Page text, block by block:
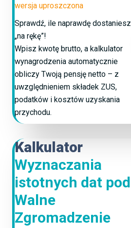
wersja uproszczona
Sprawdź, ile naprawdę dostaniesz
„na rękę”!
Wpisz kwotę brutto, a kalkulator
wynagrodzenia automatycznie
obliczy Twoją pensję netto – z
uwzględnieniem składek ZUS,
podatków i kosztów uzyskania
przychodu.
Kalkulator
Wyznaczania
istotnych dat pod
Walne
Zgromadzenie